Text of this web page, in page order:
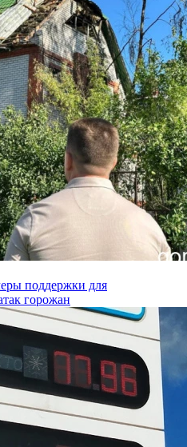
поддержки для
горожан